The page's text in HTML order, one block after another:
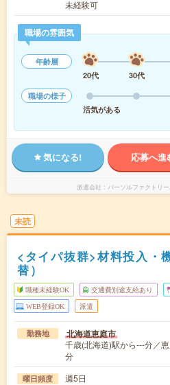
未経験可
職場の雰囲気
年齢層
20代
30代
職場の様子
活気がある
気になる! 応募へ進
派遣会社 パーソルファクトリ
未読
<タイパ抜群>材料投入・
替）
職種未経験OK 交通費別途支給あり
WEB登録OK 派遣
勤務地 北海道恵庭市
千歳(北海道)駅から---分／
分
曜日頻度 週5日